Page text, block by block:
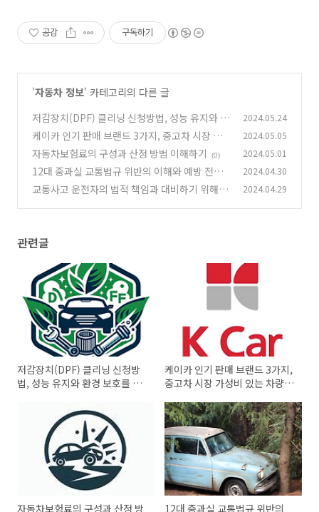
공감 구독하기
'자동차 정보' 카테고리의 다른 글
저감장치(DPF) 클리닝 신청방법, 성능 유지와 환
경 보호를 위한 필수 관리
(0)
2024.05.24
케이카 인기 판매 브랜드 3가지, 중고차 시장 가
성비 있는 차량 바로 보기 (0)
2024.05.05
자동차보험료의 구성과 산정 방법 이해하기 (0) 2024.05.01
12대 중과실 교통법규 위반의 이해와 예방 전략
(0)
2024.04.30
교통사고 운전자의 법적 책임과 대비하기 위해 추
2024.04.29
관련글
저감장치(DPF) 클리닝 신청방
법, 성능 유지와 환경 보호를 위
케이카 인기 판매 브랜드 3가지,
중고차 시장 가성비 있는 차량
자동차보험료의 구성과 산정 방
12대 중과실 교통법규 위반의